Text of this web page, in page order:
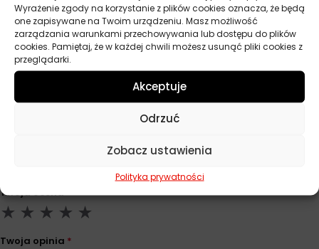
Wyrażenie zgody na korzystanie z plików cookies oznacza, że będą
one zapisywane na Twoim urządzeniu. Masz możliwość
zarządzania warunkami przechowywania lub dostępu do plików
cookies. Pamiętaj, że w każdej chwili możesz usunąć pliki cookies z
przeglądarki.
Akceptuje
Odrzuć
Zobacz ustawienia
Polityka prywatności
Pojemność 20 l
Norma
DIN 51517 3 CLP, DIN 51524 2 HLP, ISO
6743-4 HM
Twoja ocena*
Twoja opinia *